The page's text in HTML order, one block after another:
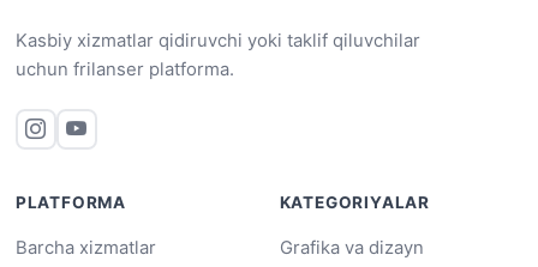
Kasbiy xizmatlar qidiruvchi yoki taklif qiluvchilar
uchun frilanser platforma.
PLATFORMA
Barcha xizmatlar
KATEGORIYALAR
Grafika va dizayn